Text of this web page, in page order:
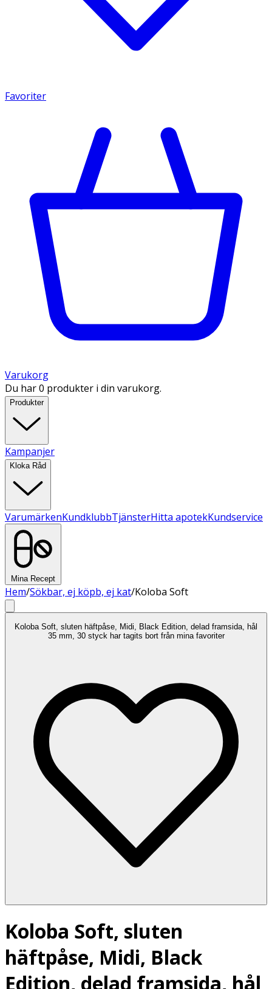
Favoriter
Varukorg
Du har 0 produkter i din varukorg.
Produkter
Kampanjer
Kloka Råd
VarumärkenKundklubbTjänsterHitta apotekKundservice
Mina Recept
Hem/Sökbar, ej köpb, ej kat/Koloba Soft
Koloba Soft, sluten häftpåse, Midi, Black Edition, delad framsida, hål
35 mm, 30 styck har tagits bort från mina favoriter
Koloba Soft, sluten
häftpåse, Midi, Black
Edition, delad framsida, hål